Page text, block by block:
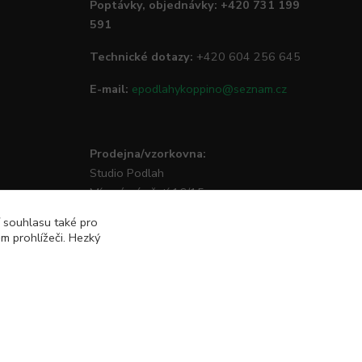
Poptávky, objednávky: +420 731 199
591
Technické dotazy: +420 604 256 645
E-mail: epodlahykoppino@seznam.cz
Prodejna/vzorkovna:
Studio Podlah
Mírové náměstí 16/15
také pro
prohlížeči. Hezký